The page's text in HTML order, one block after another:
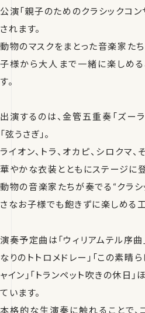
公演「親子のためのクラシックコン
されます。
動物のマスクをまとった音楽家た
子様から大人まで一緒に楽しめる
す。
出演するのは、金管五重奏「ズー
「弦うさぎ」。
ライオン、トラ、オカピ、シロクマ
華やかな衣装とともにステージに登
動物の音楽家たちが奏でる“クラ
さなお子様でも飽きずに楽しめる
演奏予定曲は「ウィリアムテル序曲」
なりのトトロメドレー」「この素晴ら
ャイン」「トランペット吹きの休日
ています。
本格的な生演奏に触れることで、